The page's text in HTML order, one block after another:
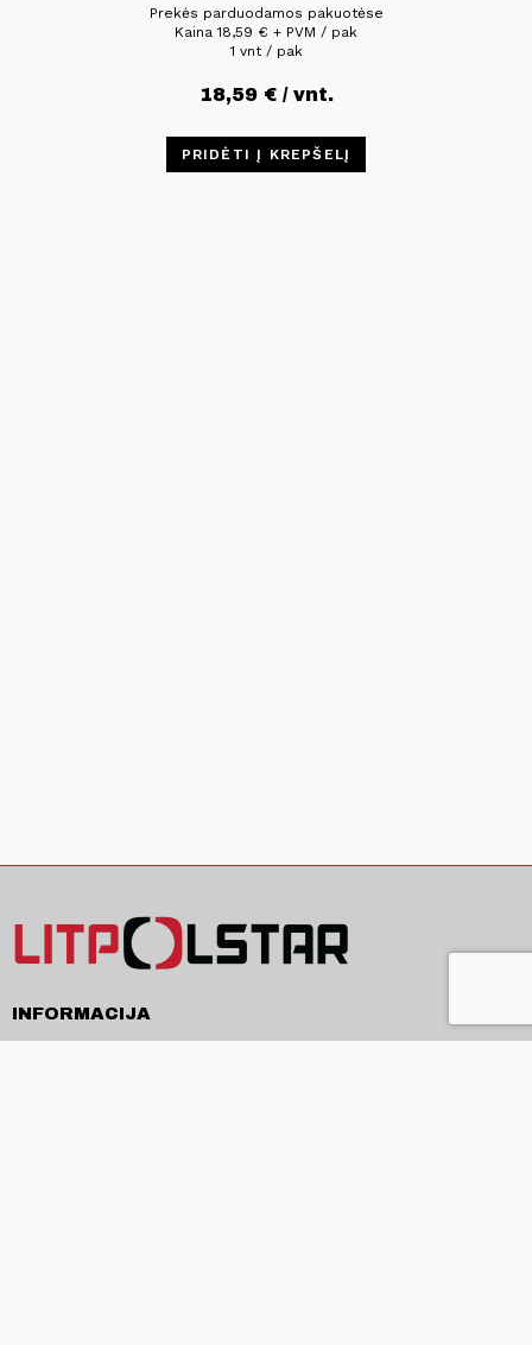
Prekės parduodamos pakuotėse
Kaina18,59 € + PVM / pak
1 vnt / pak
18,59 €/ vnt.
PRIDĖTI Į KREPŠELĮ
INFORMACIJA